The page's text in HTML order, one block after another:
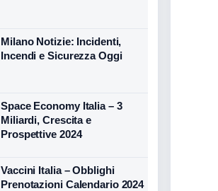
Milano Notizie: Incidenti,
Incendi e Sicurezza Oggi
Space Economy Italia – 3
Miliardi, Crescita e
Prospettive 2024
Vaccini Italia – Obblighi
Prenotazioni Calendario 2024